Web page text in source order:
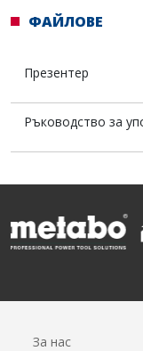
ФАЙЛОВЕ
Презентер
Ръководство за
За нас